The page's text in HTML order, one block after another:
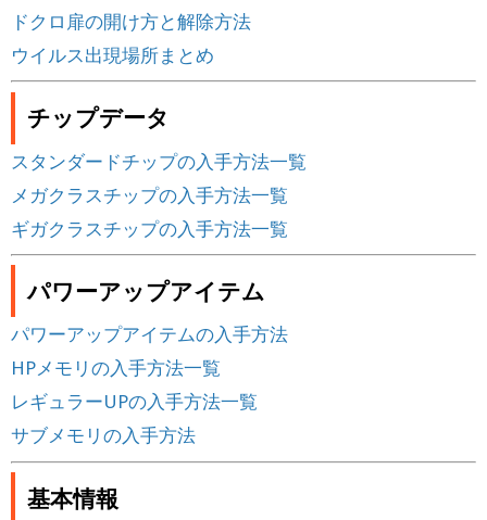
ドクロ扉の開け方と解除方法
ウイルス出現場所まとめ
チップデータ
スタンダードチップの入手方法一覧
メガクラスチップの入手方法一覧
ギガクラスチップの入手方法一覧
パワーアップアイテム
パワーアップアイテムの入手方法
HPメモリの入手方法一覧
レギュラーUPの入手方法一覧
サブメモリの入手方法
基本情報